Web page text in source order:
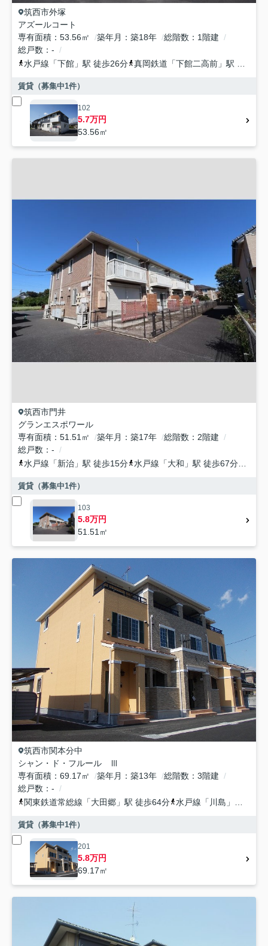
筑西市外塚
アズールコート
専有面積
53.56㎡ 築年月 築18年 総階数
1階建
総戸数
-
水戸線 「下館 」駅 徒歩26分 真岡鉄道 「下館二高前 」駅 徒歩29分
賃貸（募集中1件）
102
5.7万円
53.56㎡
筑西市門井
グランエスポワール
専有面積
51.51㎡ 築年月 築17年 総階数
2階建
総戸数
-
水戸線 「新治 」駅 徒歩15分 水戸線 「大和 」駅 徒歩67分
賃貸（募集中1件）
103
5.8万円
51.51㎡
筑西市関本分中
シャン・ド・フルール Ⅲ
専有面積
69.17㎡ 築年月 築13年 総階数
3階建
総戸数
-
関東鉄道常総線 「大田郷 」駅 徒歩64分 水戸線 「 川島 」駅 徒歩70分
賃貸（募集中1件）
201
5.8万円
69.17㎡